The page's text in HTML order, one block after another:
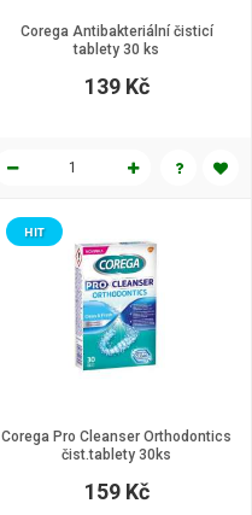
Corega Antibakteriální čisticí
tablety 30 ks
139 Kč
Corega Pro Cleanser Orthodontics
čist.tablety 30ks
HIT
159 Kč